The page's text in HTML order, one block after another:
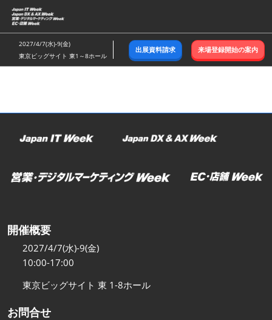
ス
キ
ッ
し
む
2027/4/7(水)-9(金)
東京ビッグサイト 東1～8ホール
出展資料請求 来場登録開始の案内
開催概要
2027/4/7(水)-9(金)
10:00-17:00
東京ビッグサイト 東 1-8ホール
お問合せ